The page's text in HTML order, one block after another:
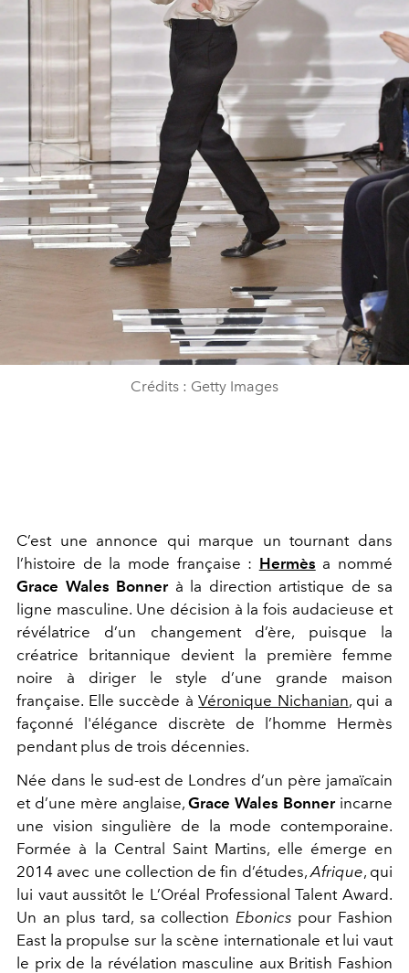
Crédits : Getty Images
C’est une annonce qui marque un tournant dans
l’histoire de la mode française : Hermès a nommé
Grace Wales Bonnerà la direction artistique de sa
ligne masculine. Une décision à la fois audacieuse et
révélatrice d’un changement d’ère, puisque la
créatrice britannique devient la première femme
noire à diriger le style d’une grande maison
française. Elle succède àVéronique Nichanian, qui a
façonné l'élégance discrète de l’homme Hermès
pendant plus de trois décennies.
Née dans le sud-est de Londres d’un père jamaïcain
et d’une mère anglaise,Grace Wales Bonner incarne
une vision singulière de la mode contemporaine.
Formée à la Central Saint Martins, elle émerge en
2014 avec une collection de fin d’études, Afrique, qui
lui vaut aussitôt le L’Oréal Professional Talent Award.
Un an plus tard, sa collection Ebonics pour Fashion
East la propulse sur la scène internationale et lui vaut
le prix de la révélation masculine aux British Fashion